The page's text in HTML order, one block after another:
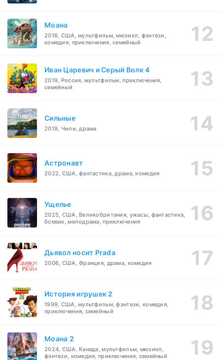
Моана
2016, США, мультфильм, мюзикл, фэнтези,
комедия, приключения, семейный
Иван Царевич и Серый Волк 4
2019, Россия, мультфильм, приключения,
семейный
Сильные
2019, Чили, драма
Астронавт
2022, США, фантастика, драма, комедия
Ущелье
2025, США, Великобритания, ужасы, фантастика,
боевик, мелодрама, приключения
Дьявол носит Prada
2006, США, Франция, драма, комедия
История игрушек 2
1999, США, мультфильм, фэнтези, комедия,
приключения, семейный
Моана 2
2024, США, Канада, мультфильм, мюзикл,
фэнтези, комедия, приключения, семейный